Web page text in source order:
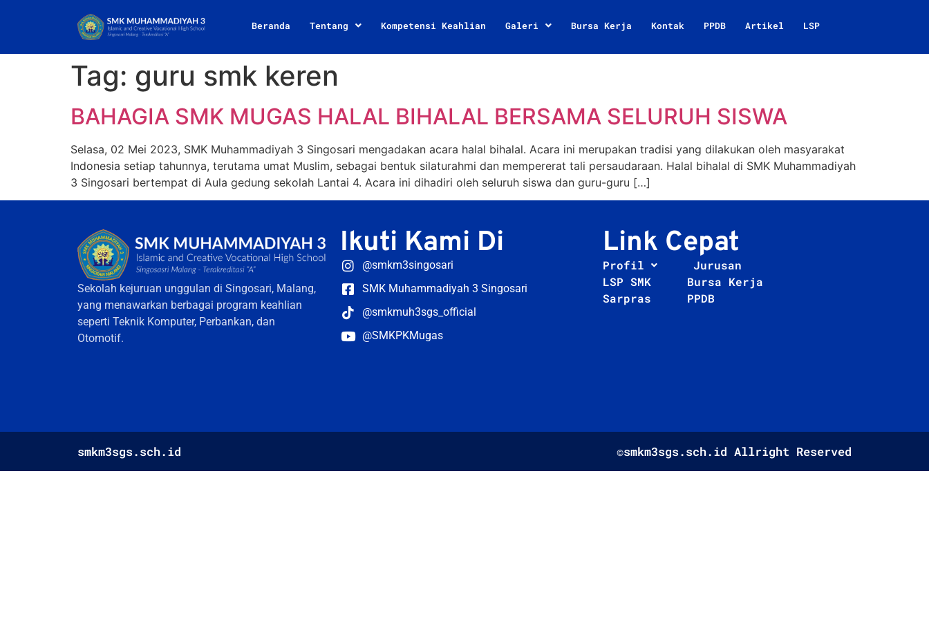
Beranda Tentang Kompetensi Keahlian Galeri Bursa Kerja Kontak PPDB Artikel LSP
Tag: guru smk keren
BAHAGIA SMK MUGAS HALAL BIHALAL BERSAMA SELURUH SISWA
Selasa, 02 Mei 2023, SMK Muhammadiyah 3 Singosari mengadakan acara halal bihalal. Acara ini merupakan tradisi yang dilakukan oleh masyarakat
Indonesia setiap tahunnya, terutama umat Muslim, sebagai bentuk silaturahmi dan mempererat tali persaudaraan. Halal bihalal di SMK Muhammadiyah
3 Singosari bertempat di Aula gedung sekolah Lantai 4. Acara ini dihadiri oleh seluruh siswa dan guru-guru […]
Sekolah kejuruan unggulan di Singosari, Malang,
yang menawarkan berbagai program keahlian
seperti Teknik Komputer, Perbankan, dan
Otomotif.
Ikuti Kami Di
@smkm3singosari
SMK Muhammadiyah 3 Singosari
@smkmuh3sgs_official
@SMKPKMugas
Link Cepat
Profil
Jurusan
LSP SMK
Bursa Kerja
Sarpras
PPDB
smkm3sgs.sch.id ©smkm3sgs.sch.id Allright Reserved